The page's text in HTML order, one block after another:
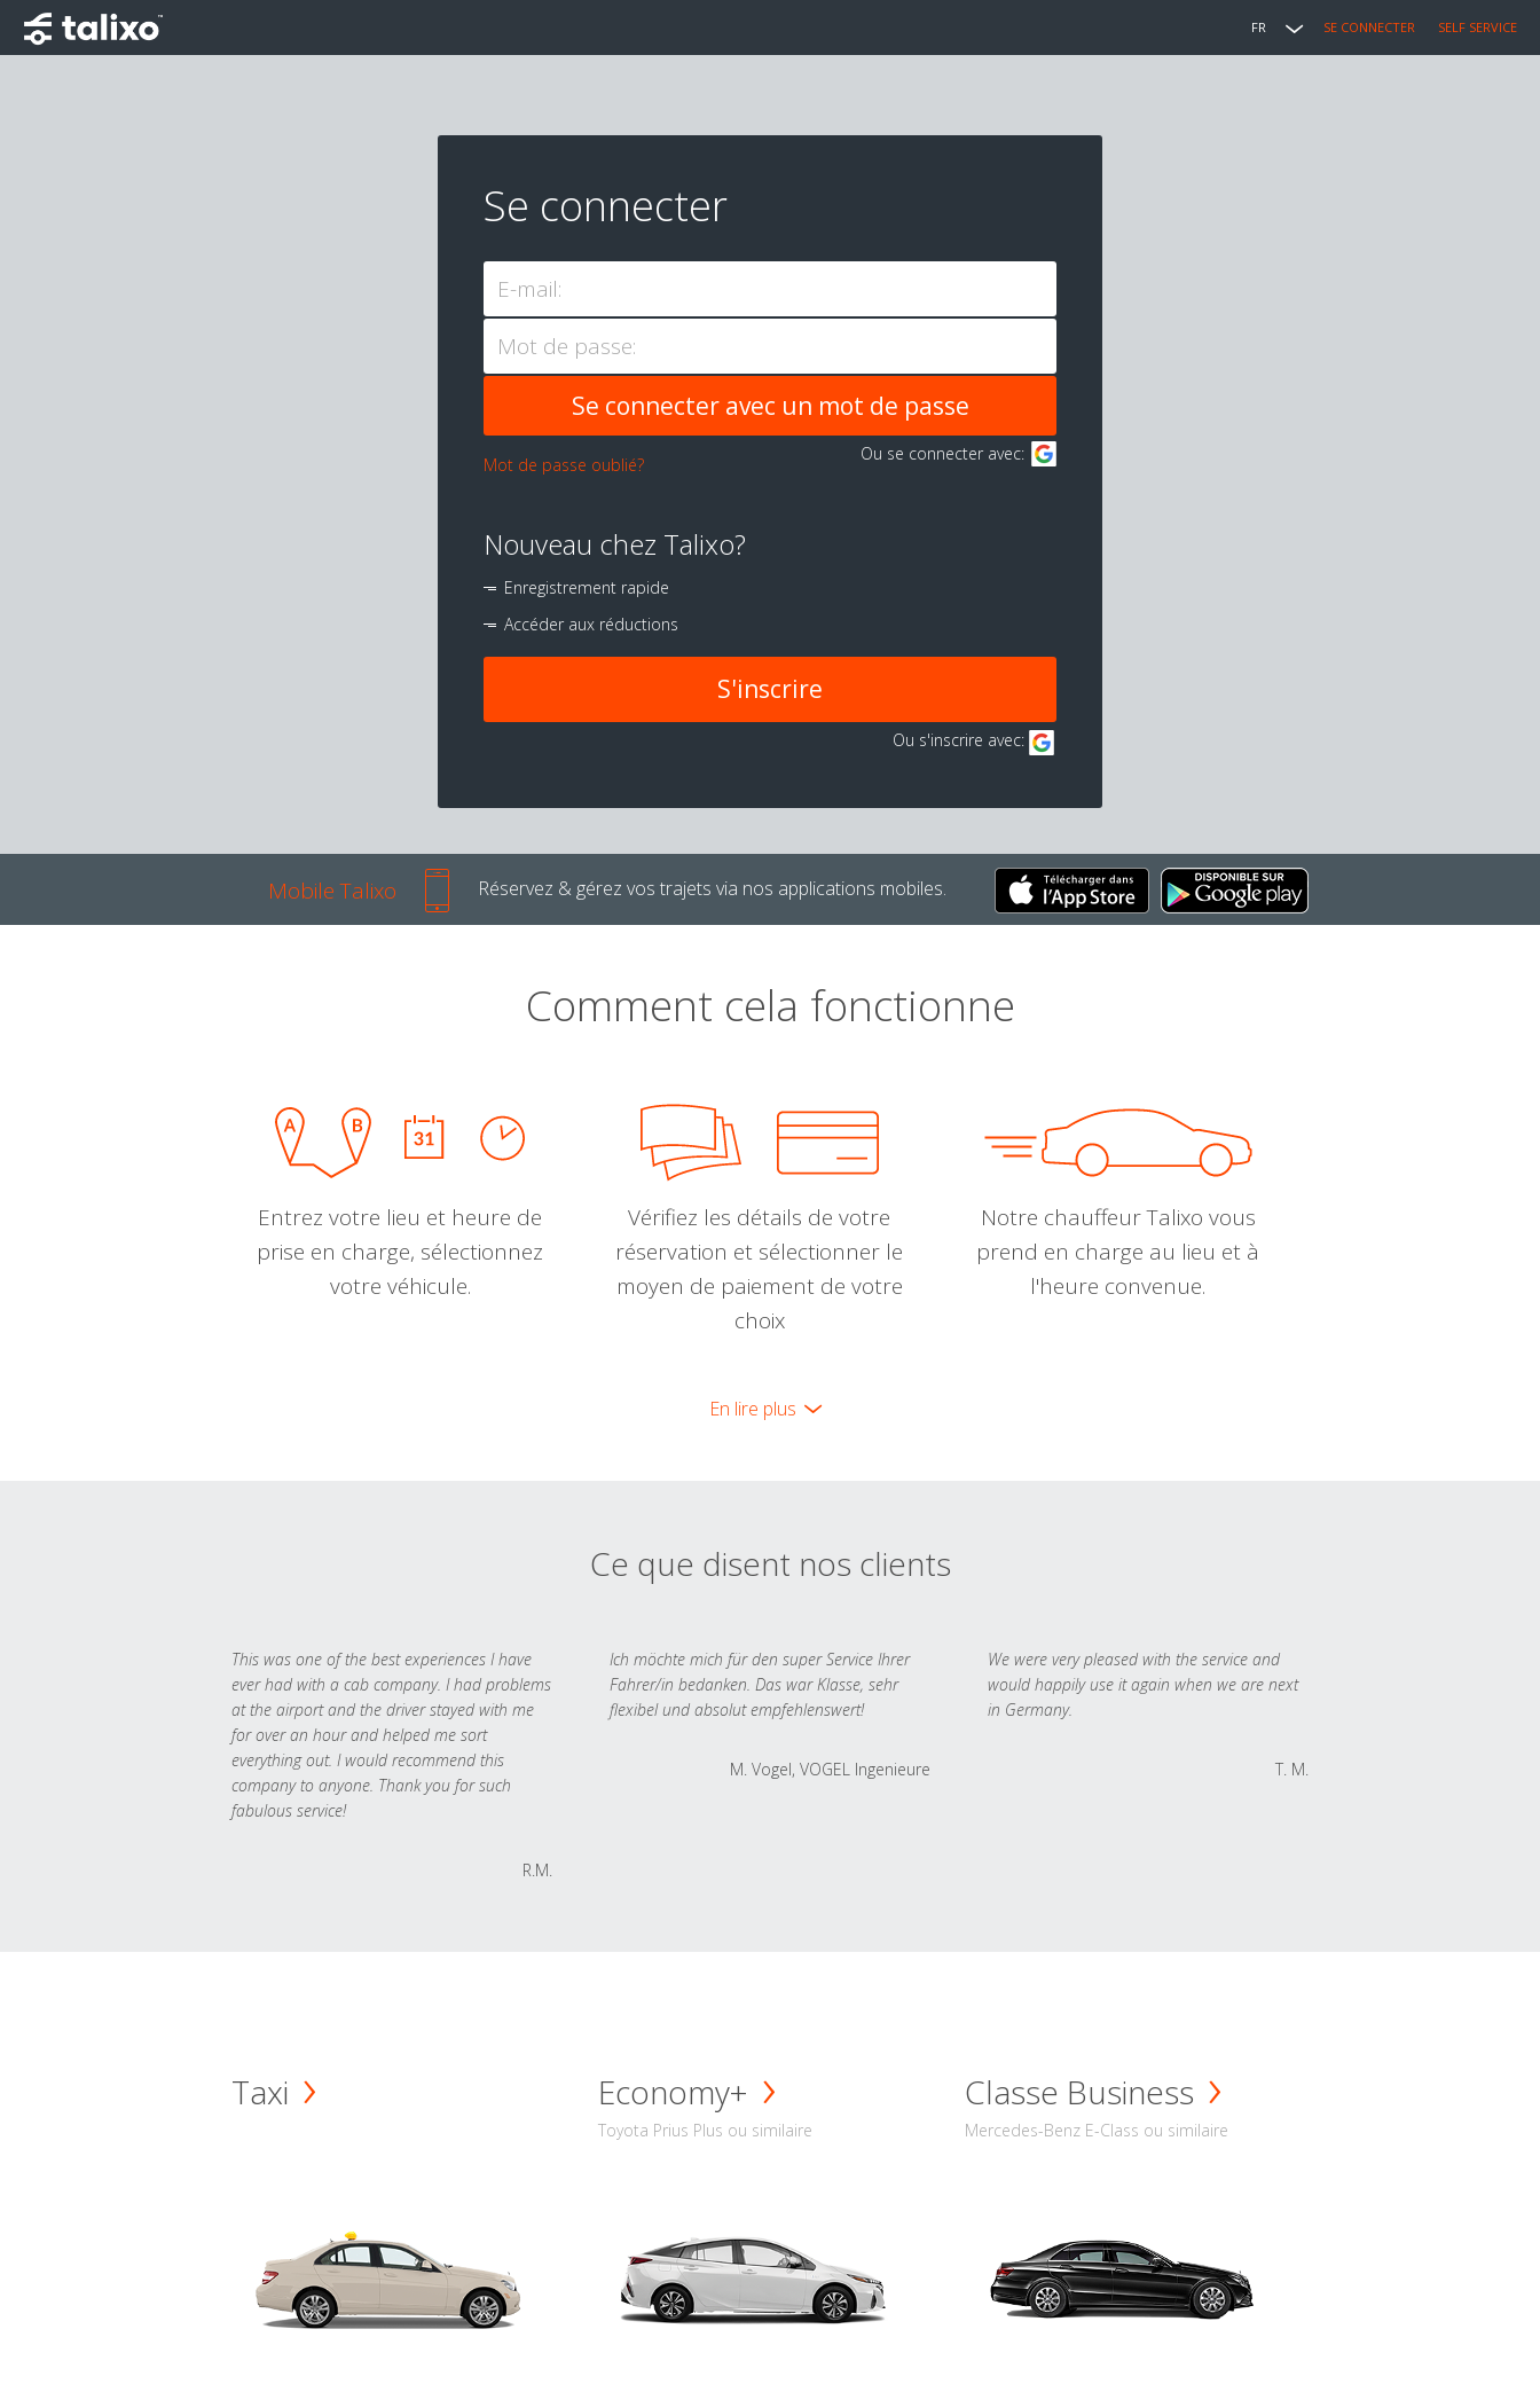
FR SE CONNECTER SELF SERVICE
Se connecter
E-mail:
Mot de passe:
Mot de passe oublié?
Ou se connecter avec:
Nouveau chez Talixo?
Enregistrement rapide
Accéder aux réductions
S'inscrire
Ou s'inscrire avec:
Mobile Talixo Réservez & gérez vos trajets via nos applications mobiles.
Comment cela fonctionne
Entrez votre lieu et heure de
prise en charge, sélectionnez
votre véhicule.
Vérifiez les détails de votre
réservation et sélectionner le
moyen de paiement de votre
choix
Notre chauffeur Talixo vous
prend en charge au lieu et à
l'heure convenue.
En lire plus
Ce que disent nos clients
This was one of the best experiences I have
ever had with a cab company. I had problems
at the airport and the driver stayed with me
for over an hour and helped me sort
everything out. I would recommend this
company to anyone. Thank you for such
fabulous service!
R.M.
Ich möchte mich für den super Service Ihrer
Fahrer/in bedanken. Das war Klasse, sehr
flexibel und absolut empfehlenswert!
M. Vogel, VOGEL Ingenieure
We were very pleased with the service and
would happily use it again when we are next
in Germany.
T. M.
Taxi Economy+
Toyota Prius Plus ou similaire
Classe Business
Mercedes-Benz E-Class ou similaire